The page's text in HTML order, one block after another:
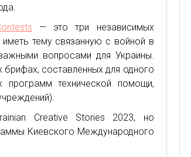
— это три независимых
тему связанную с войной в
вопросами для Украины.
составленных для одного
технической помощи,
Creative Stories 2023, но
Киевского Международного